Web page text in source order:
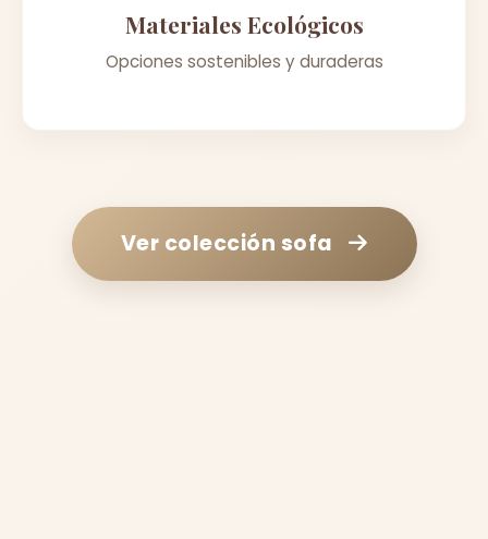
Materiales Ecológicos
Opciones sostenibles y duraderas
Ver colección sofa